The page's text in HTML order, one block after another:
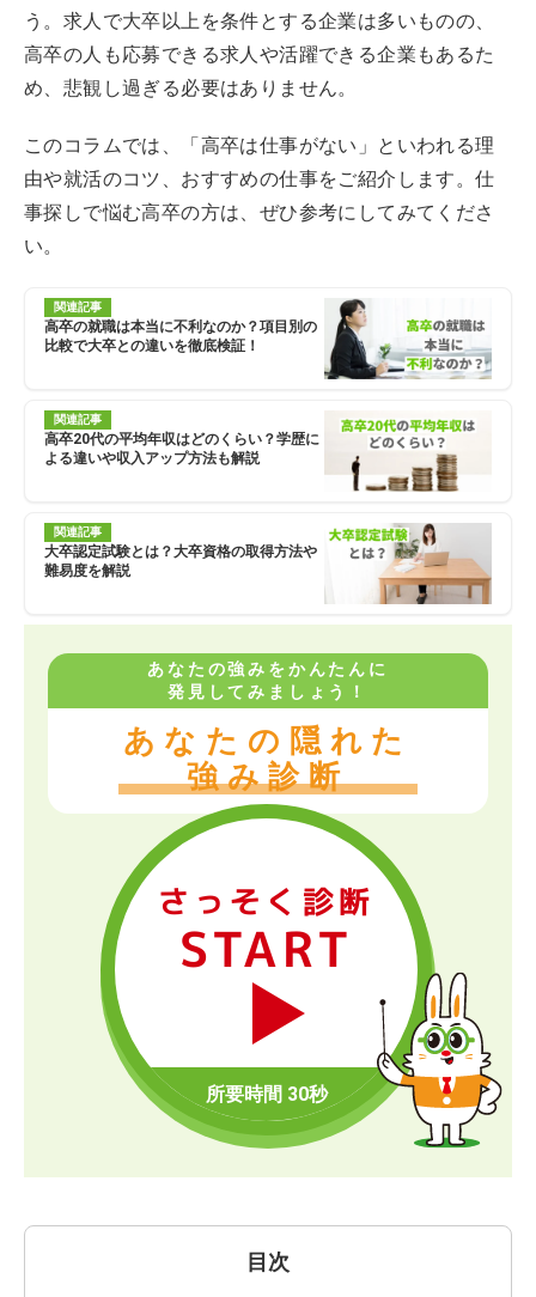
う。求人で大卒以上を条件とする企業は多いものの、
高卒の人も応募できる求人や活躍できる企業もあるた
め、悲観し過ぎる必要はありません。
このコラムでは、「高卒は仕事がない」といわれる理
由や就活のコツ、おすすめの仕事をご紹介します。仕
事探しで悩む高卒の方は、ぜひ参考にしてみてくださ
い。
関連記事
高卒の就職は本当に不利なのか？項目別の
比較で大卒との違いを徹底検証！
関連記事
高卒20代の平均年収はどのくらい？学歴に
よる違いや収入アップ方法も解説
関連記事
大卒認定試験とは？大卒資格の取得方法や
難易度を解説
あなたの強みをかんたんに
発見してみましょう！
あなたの隠れた
強み診断
さっそく診断
START
目次